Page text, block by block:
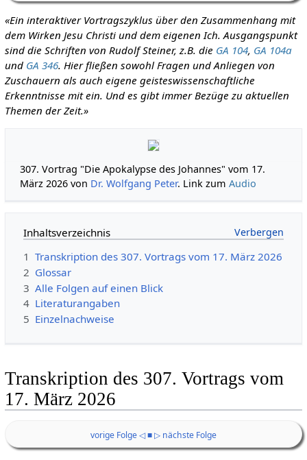
«Ein interaktiver Vortragszyklus über den Zusammenhang mit
dem Wirken Jesu Christi und dem eigenen Ich. Ausgangspunkt
sind die Schriften von Rudolf Steiner, z.B. die GA 104, GA 104a
und GA 346. Hier fließen sowohl Fragen und Anliegen von
Zuschauern als auch eigene geisteswissenschaftliche
Erkenntnisse mit ein. Und es gibt immer Bezüge zu aktuellen
Themen der Zeit.»
307. Vortrag "Die Apokalypse des Johannes" vom 17.
März 2026 von Dr. Wolfgang Peter. Link zumAudio
Inhaltsverzeichnis
1 Transkription des 307. Vortrags vom 17. März 2026
2 Glossar
3 Alle Folgen auf einen Blick
4 Literaturangaben
5 Einzelnachweise
Transkription des 307. Vortrags vom
17. März 2026
vorige Folge ◁■▷ nächste Folge